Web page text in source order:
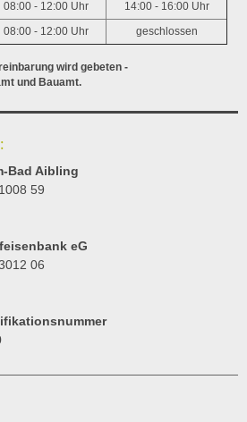
08:00 - 12:00 Uhr 14:00 - 16:00 Uhr
08:00 - 12:00 Uhr geschlossen
wird gebeten -
und Bauamt.
Bad Aibling
59
eG
06